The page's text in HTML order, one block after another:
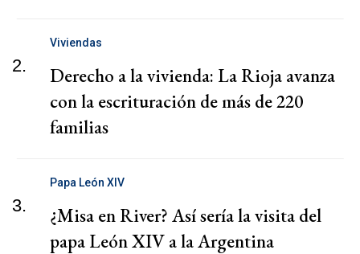
2.
Viviendas
Derecho a la vivienda: La Rioja avanza
con la escrituración de más de 220
familias
3.
Papa León XIV
¿Misa en River? Así sería la visita del
papa León XIV a la Argentina